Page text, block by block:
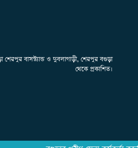
শেরপুর বাসস্ট্যান্ড ও দুবলাগাড়ী, শেরপুর বগুড়া
থেকে প্রকাশিত।